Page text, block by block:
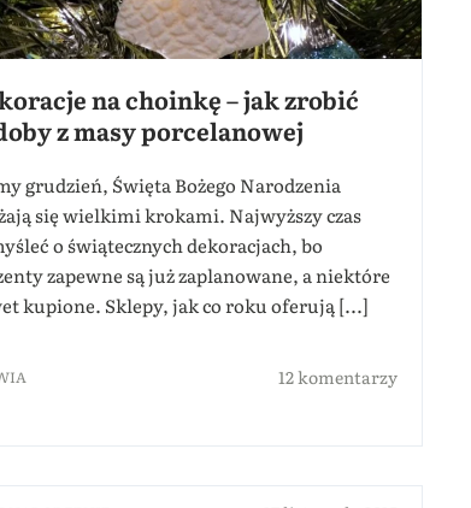
na choinkę – jak zrobić
z masy porcelanowej
grudzień, Święta Bożego Narodzenia
się wielkimi krokami. Najwyższy czas
o świątecznych dekoracjach, bo
zapewne są już zaplanowane, a niektóre
kupione. Sklepy, jak co roku oferują [...]
12 komentarzy